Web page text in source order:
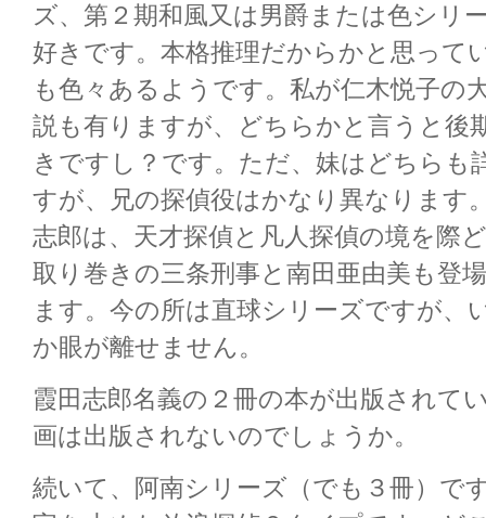
ズ、第２期和風又は男爵または色シリ
好きです。本格推理だからかと思って
も色々あるようです。私が仁木悦子の
説も有りますが、どちらかと言うと後
きですし？です。ただ、妹はどちらも
すが、兄の探偵役はかなり異なります
志郎は、天才探偵と凡人探偵の境を際
取り巻きの三条刑事と南田亜由美も登
ます。今の所は直球シリーズですが、
か眼が離せません。
霞田志郎名義の２冊の本が出版されて
画は出版されないのでしょうか。
続いて、阿南シリーズ（でも３冊）で